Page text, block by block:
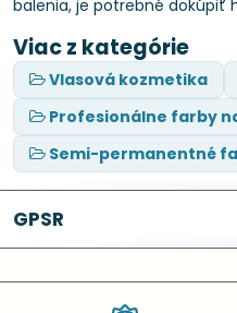
balenia, je potrebné dokúpiť
Viac z kategórie
Vlasová kozmetika
Profesionálne farby
Semi-permanentné
GPSR